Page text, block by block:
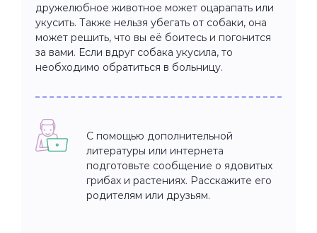
дружелюбное животное может оцарапать или
укусить. Также нельзя убегать от собаки, она
может решить, что вы её боитесь и погонится
за вами. Если вдруг собака укусила, то
необходимо обратиться в больницу.
С помощью дополнительной
литературы или интернета
подготовьте сообщение о ядовитых
грибах и растениях. Расскажите его
родителям или друзьям.